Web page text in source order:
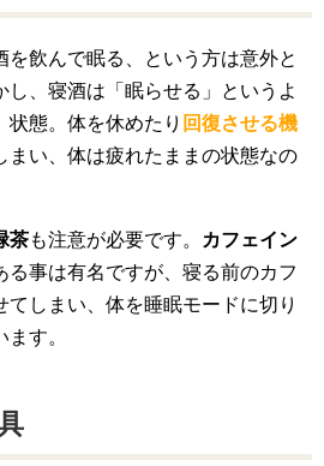
飲んで眠る、という方は意外と
し、寝酒は「眠らせる」というよ
状態。体を休めたり 回復させる機
まい、体は疲れたままの状態なの
茶も注意が必要です。
カフェイン
る事は有名ですが、寝る前のカフ
てしまい、体を睡眠モードに切り
す。